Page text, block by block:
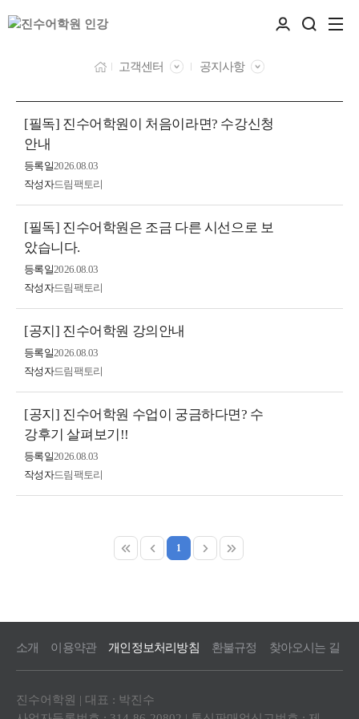
고객센터 공지사항
[필독] 진수어학원이 처음이라면? 수강신청
안내
등록일2026.08.03
작성자드림팩토리
[필독] 진수어학원은 조금 다른 시선으로 보
았습니다.
등록일2026.08.03
작성자드림팩토리
[공지] 진수어학원 강의안내
등록일2026.08.03
작성자드림팩토리
[공지] 진수어학원 수업이 궁금하다면? 수
강후기 살펴보기!!
등록일2026.08.03
작성자드림팩토리
1
소개 이용약관 개인정보처리방침 환불규정 찾아오시는 길
진수어학원 | 대표 : 박진수